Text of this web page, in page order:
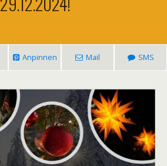
Anpinnen Mail SMS